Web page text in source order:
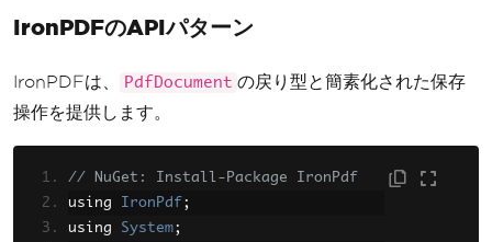
byte[] pdfBytes
"" );
( "output.pdf" , pdfBytes);
Console
IronPDFのAPIパターン
IronPDFは、 PdfDocument の戻り型と簡素化された保存
操作を提供します。
// NuGet: Install-Package IronPdf
using IronPdf ;
using System;